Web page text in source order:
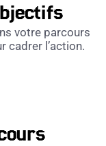
votre parcours
cadrer l’action.